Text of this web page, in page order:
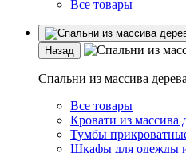
Все товары
Назад
Спальни из массива дерева
Все товары
Кровати из массива
Тумбы
Шкафы для одежды